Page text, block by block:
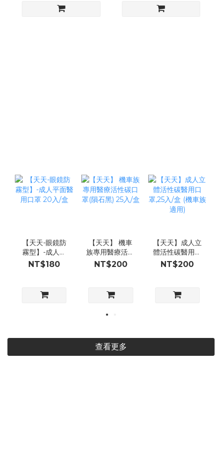
【天天-眼鏡防
霧型】-成人平
面醫用口罩 20
入/盒
NT$180
【天天】 機車
族專用醫療活性
碳口罩(隕石黑)
25入/盒
NT$200
【天天】成人立
體活性碳醫用口
罩,25入/盒 (機
車族適用)
NT$200
查看更多